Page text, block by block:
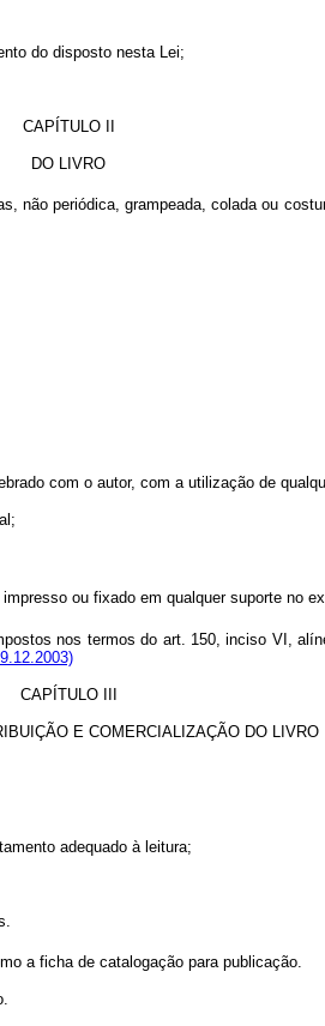
do disposto nesta Lei;
CAPÍTULO II
DO LIVRO
periódica, grampeada, colada ou
com o autor, com a utilização de
ou fixado em qualquer suporte no
nos termos do art. 150, inciso VI,
CAPÍTULO III
E COMERCIALIZAÇÃO DO LIVRO
adequado à leitura;
a ficha de catalogação para publicação.